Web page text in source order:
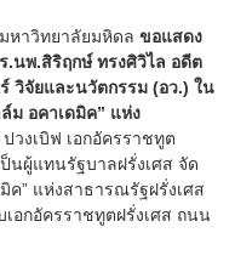
าวิทยาลัยมหิดล ขอแสดง
.นพ.สิริฤกษ์ ทรงศิวิไล อดีต
วิจัยและนวัตกรรม (อว.) ใน
ม อคาเดมิค” แห่ง
วงเบิฟ เอกอัครราชทูต
นผู้แทนรัฐบาลฝรั่งเศส จัด
ค” แห่งสาธารณรัฐฝรั่งเศส
อกอัครราชทูตฝรั่งเศส ถนน